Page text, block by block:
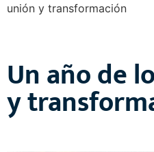
unión y transformación
Un año de
y